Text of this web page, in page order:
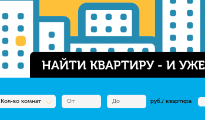
НАЙТИ КВАРТИРУ - И
Кол-во комнат руб./ квартира